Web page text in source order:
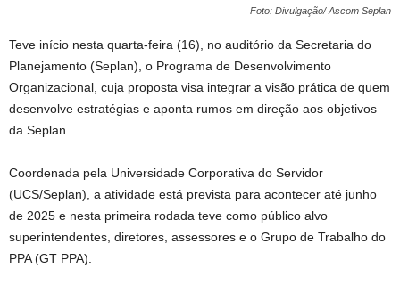
Foto: Divulgação/ Ascom Seplan
Teve início nesta quarta-feira (16), no auditório da Secretaria do
Planejamento (Seplan), o Programa de Desenvolvimento
Organizacional, cuja proposta visa integrar a visão prática de quem
desenvolve estratégias e aponta rumos em direção aos objetivos
da Seplan.
Coordenada pela Universidade Corporativa do Servidor
(UCS/Seplan), a atividade está prevista para acontecer até junho
de 2025 e nesta primeira rodada teve como público alvo
superintendentes, diretores, assessores e o Grupo de Trabalho do
PPA (GT PPA).